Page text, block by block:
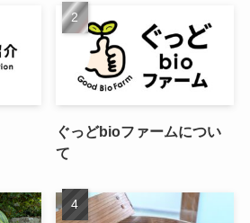
ぐっどbioファームについ
て